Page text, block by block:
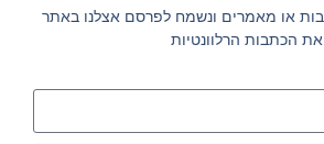
או מאמרים ונשמח לפרסם אצלנו באתר
את הכתבות הרלוונטיות